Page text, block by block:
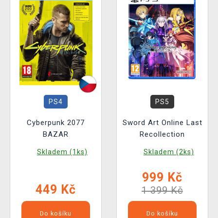
PS4
Cyberpunk 2077
BAZAR
Skladem (1ks)
449 Kč
Do košíku
PS5
Sword Art Online Last
Recollection
Skladem (2ks)
999 Kč
1 399 Kč
Do košíku